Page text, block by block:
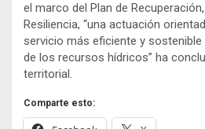
el marco del Plan de
Resiliencia, “una actuación
servicio más eficiente y
de los recursos hídricos” ha
territorial.
Comparte esto: